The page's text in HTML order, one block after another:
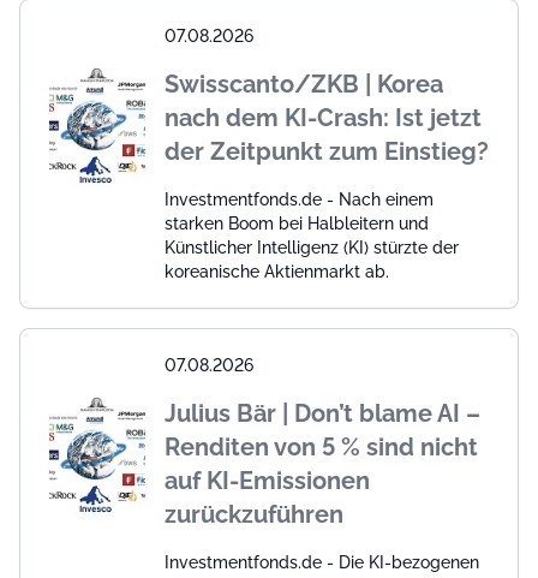
07.08.2026
Swisscanto/ZKB | Korea
nach dem KI-Crash: Ist jetzt
der Zeitpunkt zum Einstieg?
Investmentfonds.de - Nach einem
starken Boom bei Halbleitern und
Künstlicher Intelligenz (KI) stürzte der
koreanische Aktienmarkt ab.
07.08.2026
Julius Bär | Don’t blame AI –
Renditen von 5 % sind nicht
auf KI-Emissionen
zurückzuführen
Investmentfonds.de - Die KI-bezogenen